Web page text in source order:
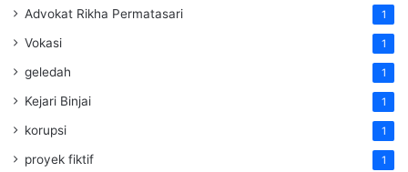
Advokat Rikha Permatasari 1
Vokasi 1
geledah 1
Kejari Binjai 1
korupsi 1
proyek fiktif 1